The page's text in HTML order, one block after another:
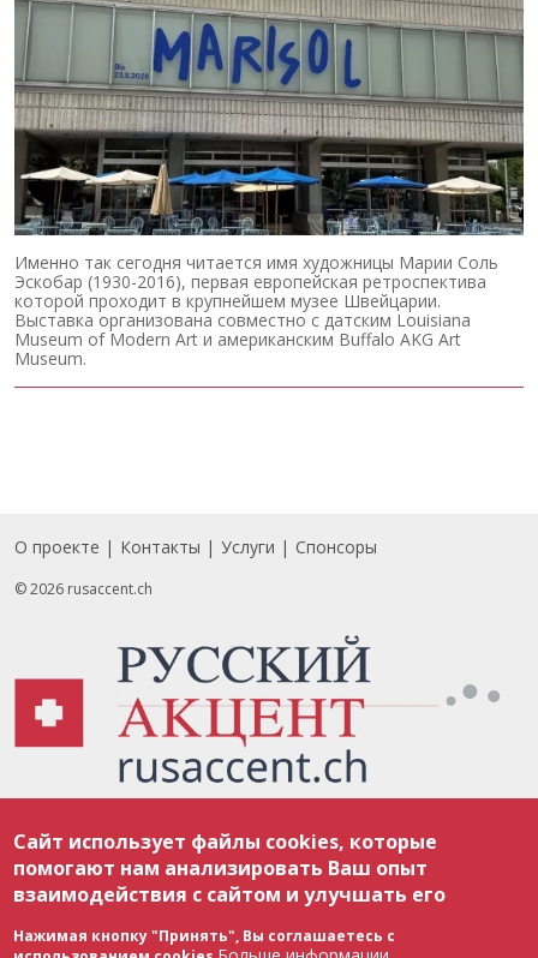
Именно так сегодня читается имя художницы Марии Соль
Эскобар (1930-2016), первая европейская ретроспектива
которой проходит в крупнейшем музее Швейцарии.
Выставка организована совместно с датским Louisiana
Museum of Modern Art и американским Buffalo AKG Art
Museum.
Footer
О проекте Контакты Услуги Спонсоры
© 2026 rusaccent.ch
соответствии с законодательством Швейцарии об авторском праве и
международными соглашениями. Полное или частичное использование
материалов возможно только с разрешения редакции. В случае полного
или частичного воспроизведения материалов сайта rusaccent.ch,
ОБЯЗАТЕЛЬНА АКТИВНАЯ ГИПЕРССЫЛКА на конкретный заимствованный
текст. Фотоизображения, размещенные редакцией rusaccent.ch, являются
ее исключительной собственностью. Полное или частичное
Сайт использует файлы cookies, которые
помогают нам анализировать Ваш опыт
взаимодействия с сайтом и улучшать его
Нажимая кнопку "Принять", Вы соглашаетесь с